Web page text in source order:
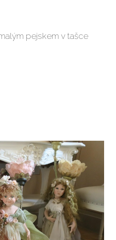
pejskem v tašce